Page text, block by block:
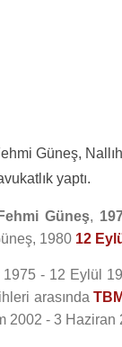
Güneş,
yaptı.
Güneş,
1980 12
- 12 Eylül
arasında
2002 - 3 Haziran